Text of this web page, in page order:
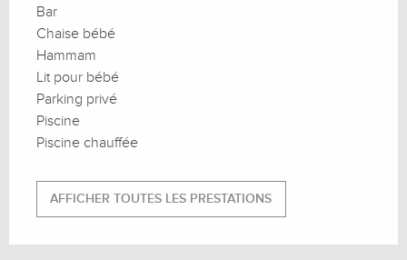
Bar
Chaise bébé
Hammam
Lit pour bébé
Parking privé
Piscine
Piscine chauffée
AFFICHER TOUTES LES PRESTATIONS